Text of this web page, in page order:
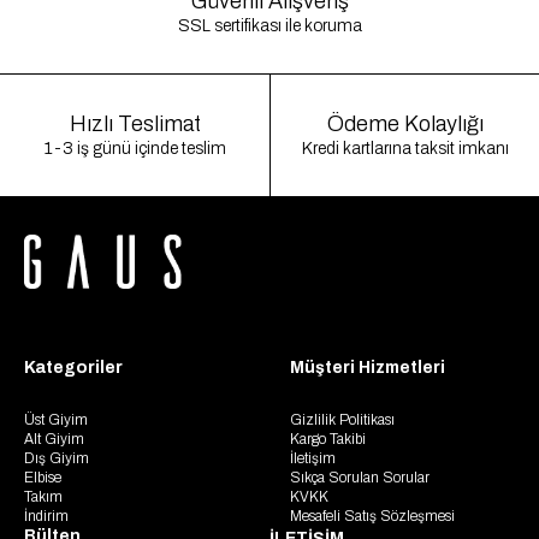
SSL sertifikası ile koruma
Hızlı Teslimat
1-3 iş günü içinde teslim
Ödeme Kolaylığı
Kredi kartlarına taksit imkanı
Kategoriler
Üst Giyim
Alt Giyim
Dış Giyim
Elbise
Takım
İndirim
Müşteri Hizmetleri
Gizlilik Politikası
Kargo Takibi
İletişim
Sıkça Sorulan Sorular
KVKK
Mesafeli Satış Sözleşmesi